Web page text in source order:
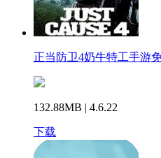
正当防卫4奶牛特工手游
132.88MB | 4.6.22
下载